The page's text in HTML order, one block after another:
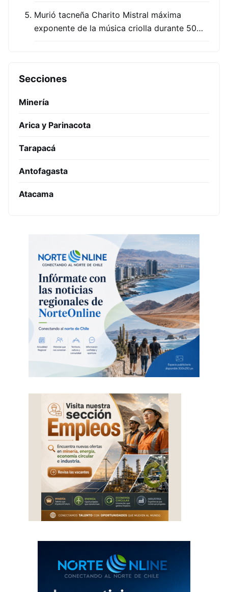
Murió tacneña Charito Mistral máxima
exponente de la música criolla durante 50…
Secciones
Minería
Arica y Parinacota
Tarapacá
Antofagasta
Atacama